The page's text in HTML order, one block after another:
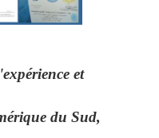
et
du Sud,